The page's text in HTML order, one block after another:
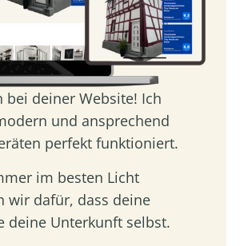
bei deiner Website! Ich
und ansprechend
perfekt funktioniert.
im besten Licht
wir dafür, dass deine
deine Unterkunft selbst.